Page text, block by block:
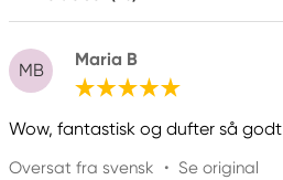
MB
Maria B
Wow, fantastisk og dufter så godt
Oversat fra svensk • Se original